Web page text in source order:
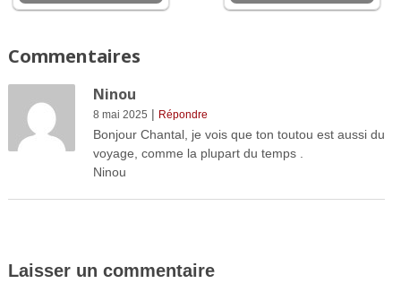
Commentaires
Ninou
8 mai 2025 | Répondre
Bonjour Chantal, je vois que ton toutou est aussi du
voyage, comme la plupart du temps .
Ninou
Laisser un commentaire